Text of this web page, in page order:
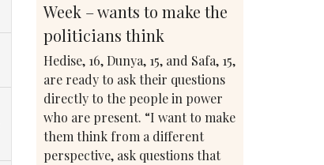
Week – wants to make the
politicians think
Hedise, 16, Dunya, 15, and Safa, 15,
are ready to ask their questions
directly to the people in power
who are present. “I want to make
them think from a different
perspective, ask questions that